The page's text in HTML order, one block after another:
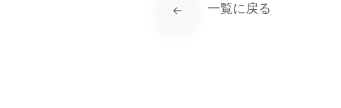
一覧に戻る